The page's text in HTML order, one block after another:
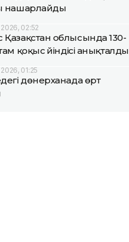
нашарлайды
02:52
облысында 130-
қоқыс үйіндісі анықталды
01:25
дөнерханада өрт